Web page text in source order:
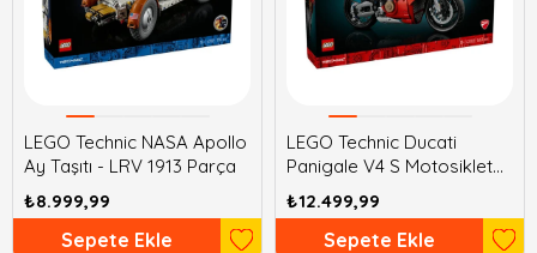
LEGO Technic NASA Apollo
Ay Taşıtı - LRV 1913 Parça
₺8.999,99
Sepete Ekle
LEGO Technic Ducati
Panigale V4 S Motosiklet
1603 Parça
₺12.499,99
Sepete Ekle